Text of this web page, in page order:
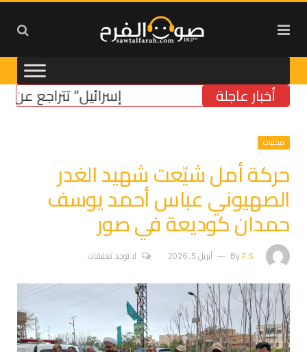
أخبار عاجلة “إسرائيل” تتراجع عن
محليات
حركة أمل شيّعت شهيد الغدر
الصهيوني عباس أحمد يوسف
حمدان كوديعة في صور
ByF.S أبريل 5, 2026 لا توجد تعليقات